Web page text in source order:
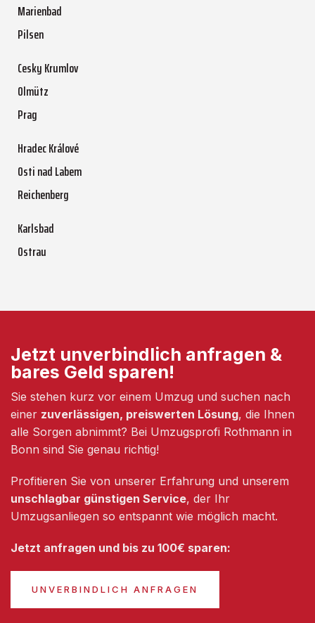
Marienbad
Pilsen
Cesky Krumlov
Olmütz
Prag
Hradec Králové
Osti nad Labem
Reichenberg
Karlsbad
Ostrau
Jetzt unverbindlich anfragen &
bares Geld sparen!
Sie stehen kurz vor einem Umzug und suchen nach
einer zuverlässigen, preiswerten Lösung, die Ihnen
alle Sorgen abnimmt? Bei Umzugsprofi Rothmann in
Bonn sind Sie genau richtig!
Profitieren Sie von unserer Erfahrung und unserem
unschlagbar günstigen Service, der Ihr
Umzugsanliegen so entspannt wie möglich macht.
Jetzt anfragen und bis zu 100€ sparen:
UNVERBINDLICH ANFRAGEN